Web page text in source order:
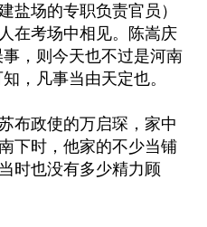
盐场的专职负责官员）
在考场中相见。陈嵩庆
，则今天也不过是河南
，凡事当由天定也。
布政使的万启琛，家中
下时，他家的不少当铺
时也没有多少精力顾